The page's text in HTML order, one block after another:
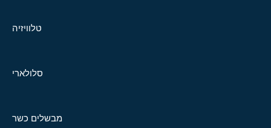
טלוויזיה
סלולארי
מבשלים כשר